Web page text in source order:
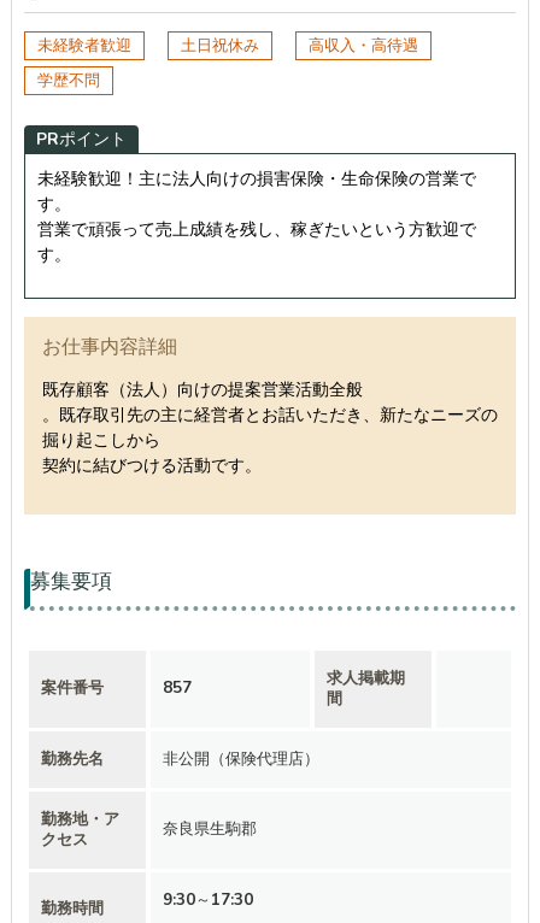
未経験者歓迎 土日祝休み
高収入・高待遇
学歴不問
PRポイント
未経験歓迎！主に法人向けの損害保険・生命保険の営業で
す。
営業で頑張って売上成績を残し、稼ぎたいという方歓迎で
す。
お仕事内容詳細
既存顧客（法人）向けの提案営業活動全般
。既存取引先の主に経営者とお話いただき、新たなニーズの
掘り起こしから
契約に結びつける活動です。
募集要項
案件番号 857
求人掲載期
間
勤務先名 非公開（保険代理店）
勤務地・ア
クセス
奈良県生駒郡
勤務時間 9:30～17:30